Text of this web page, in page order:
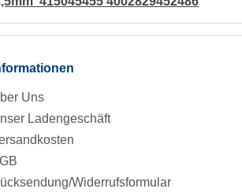
Uns
Ladengeschäft
Widerrufsformular